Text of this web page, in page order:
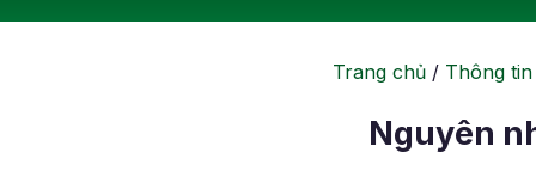
Trang chủ/ Thông
Nguyên